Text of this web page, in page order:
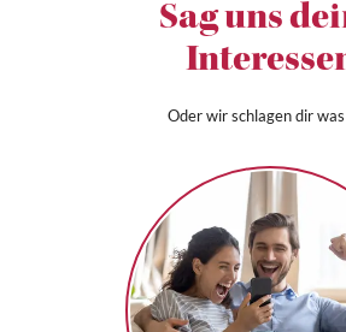
Sag uns
Oder wir schlagen dir